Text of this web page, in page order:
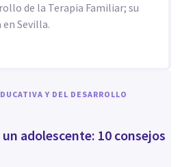
de la Terapia Familiar; su
Sevilla.
Y DEL DESARROLLO
adolescente: 10 consejos